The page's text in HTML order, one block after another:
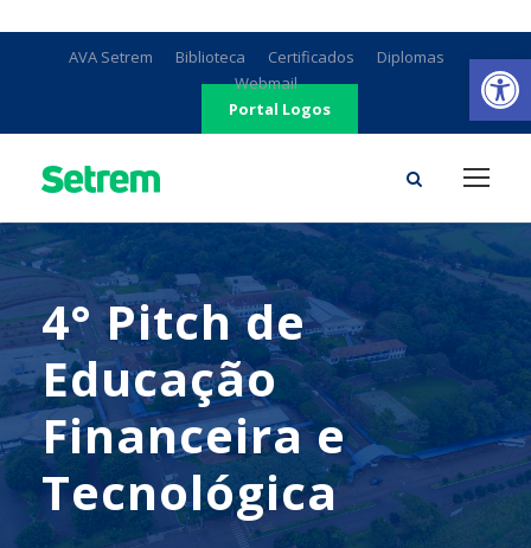
AVA Setrem Biblioteca Certificados
Diplomas
Webmail
Portal Logos
4° Pitch de
Educação
Financeira e
Tecnológica